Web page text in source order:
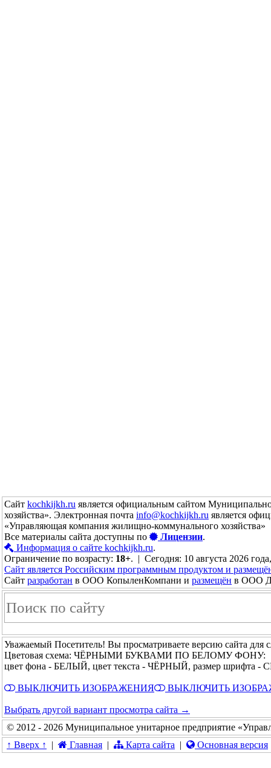
Сайт kochkijkh.ru является официальным сайтом
хозяйства». Электронная почта info@kochkijkh.ru является
«Управляющая компания жилищно-коммунального хозяйства»
Все материалы сайта доступны по
Лицензии.
Информация о сайте kochkijkh.ru.
Ограничение по возрасту: 18+. | Сегодня: 10 августа 2026
Сайт является Российским программным продуктом и
Сайт разработан в ООО КопыленКомпани и размещён в ООО
Уважаемый Посетитель! Вы просматриваете версию сайта для
Цветовая схема: ЧЁРНЫМИ БУКВАМИ ПО БЕЛОМУ ФОНУ:
цвет фона - БЕЛЫЙ, цвет текста - ЧЁРНЫЙ, размер шрифта
ВЫКЛЮЧИТЬ ИЗОБРАЖЕНИЯ ВЫКЛЮЧИТЬ
Выбрать другой вариант просмотра сайта →
© 2012 - 2026 Муниципальное унитарное предприятие
↑ Вверх ↑
| Главная | Карта сайта | Основная версия